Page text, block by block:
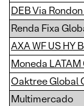
DEB Via
Renda Fixa
AXA WF US HY
Moneda
Oaktree Global
Multimercado